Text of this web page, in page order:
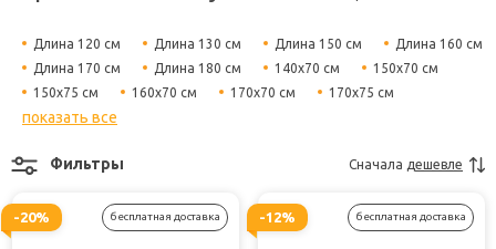
Длина 120 см Длина 130 см Длина 150 см
Длина 160 см
Длина 170 см
Длина 180 см 140х70 см
150х70 см
150х75 см
160х70 см 170х70 см
170х75 см
180х80 см
показать все
Фильтры Сначала дешевле
-20% бесплатная доставка -12% бесплатная доставка